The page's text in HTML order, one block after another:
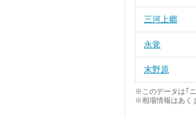
三河上郷
永覚
末野原
※このデータは「
※相場情報はあく